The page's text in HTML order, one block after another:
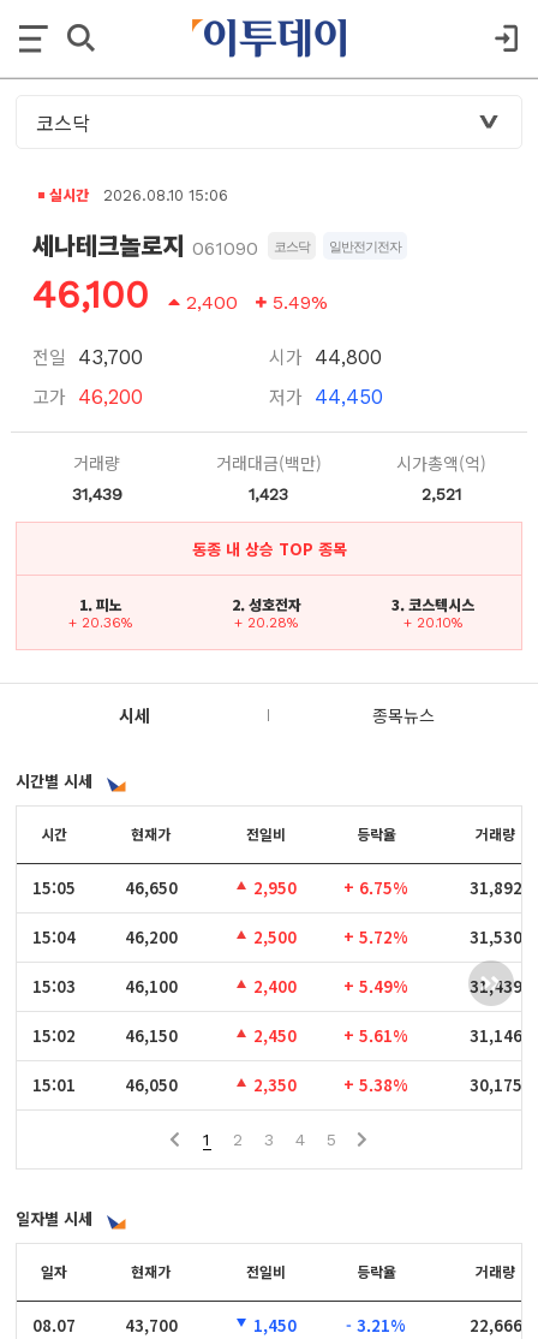
실시간 2026.08.10 15:06
세나테크놀로지 061090 코스닥 일반전기전자
46,100 2,400 5.49%
전일 43,700
고가 46,200
시가 44,800
저가 44,450
거래량
31,439
거래대금(백만)
1,423
시가총액(억)
2,521
동종 내 상승 TOP 종목
1. 피노
+ 20.36%
2. 성호전자
+ 20.28%
3. 코스텍시스
+ 20.10%
시세 종목뉴스
시간별 시세
시간
15:05
15:04
15:03
15:02
15:01
시간 현재가 전일비 등락율 거래량
15:05 46,650 2,950 + 6.75% 31,892
15:04 46,200 2,500 + 5.72% 31,530
15:03 46,100 2,400 + 5.49% 31,439
15:02 46,150 2,450 + 5.61% 31,146
15:01 46,050 2,350 + 5.38% 30,175
1 2 3 4 5
일자별 시세
일자
08.07
일자 현재가 전일비 등락율 거래량
08.07 43,700 1,450 - 3.21% 22,666